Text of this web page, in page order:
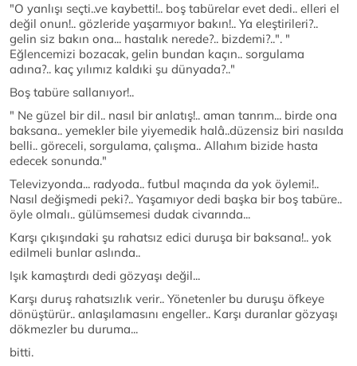
"O yanlışı seçti..ve kaybetti!.. boş tabürelar evet dedi.. elleri el
değil onun!.. gözleride yaşarmıyor bakın!.. Ya eleştirileri?..
gelin siz bakın ona... hastalık nerede?.. bizdemi?..". "
Eğlencemizi bozacak, gelin bundan kaçın.. sorgulama
adına?.. kaç yılımız kaldıki şu dünyada?.."
Boş tabüre sallanıyor!..
" Ne güzel bir dil.. nasıl bir anlatış!.. aman tanrım... birde ona
baksana.. yemekler bile yiyemedik halâ..düzensiz biri nasılda
belli.. göreceli, sorgulama, çalışma.. Allahım bizide hasta
edecek sonunda."
Televizyonda... radyoda.. futbul maçında da yok öylemi!..
Nasıl değişmedi peki?.. Yaşamıyor dedi başka bir boş tabüre..
öyle olmalı.. gülümsemesi dudak civarında...
Karşı çıkışındaki şu rahatsız edici duruşa bir baksana!.. yok
edilmeli bunlar aslında..
Işık kamaştırdı dedi gözyaşı değil...
Karşı duruş rahatsızlık verir.. Yönetenler bu duruşu öfkeye
dönüştürür.. anlaşılamasını engeller.. Karşı duranlar gözyaşı
dökmezler bu duruma...
bitti.